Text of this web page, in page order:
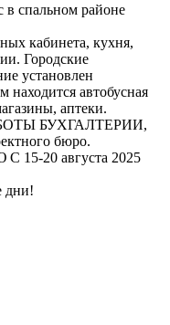
в спальном районе
кабинета, кухня,
Городские
установлен
автобусная
аптеки.
БУХГАЛТЕРИИ,
бюро.
20 августа 2025
дни!